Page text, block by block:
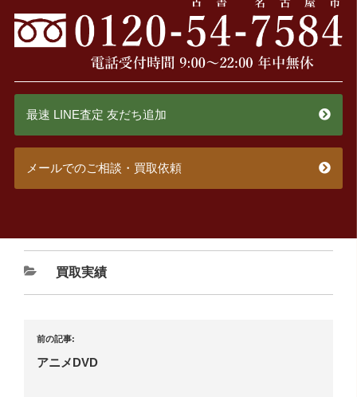
最速 LINE査定 友だち追加
メールでのご相談・買取依頼
買取実績
前の記事:
アニメDVD